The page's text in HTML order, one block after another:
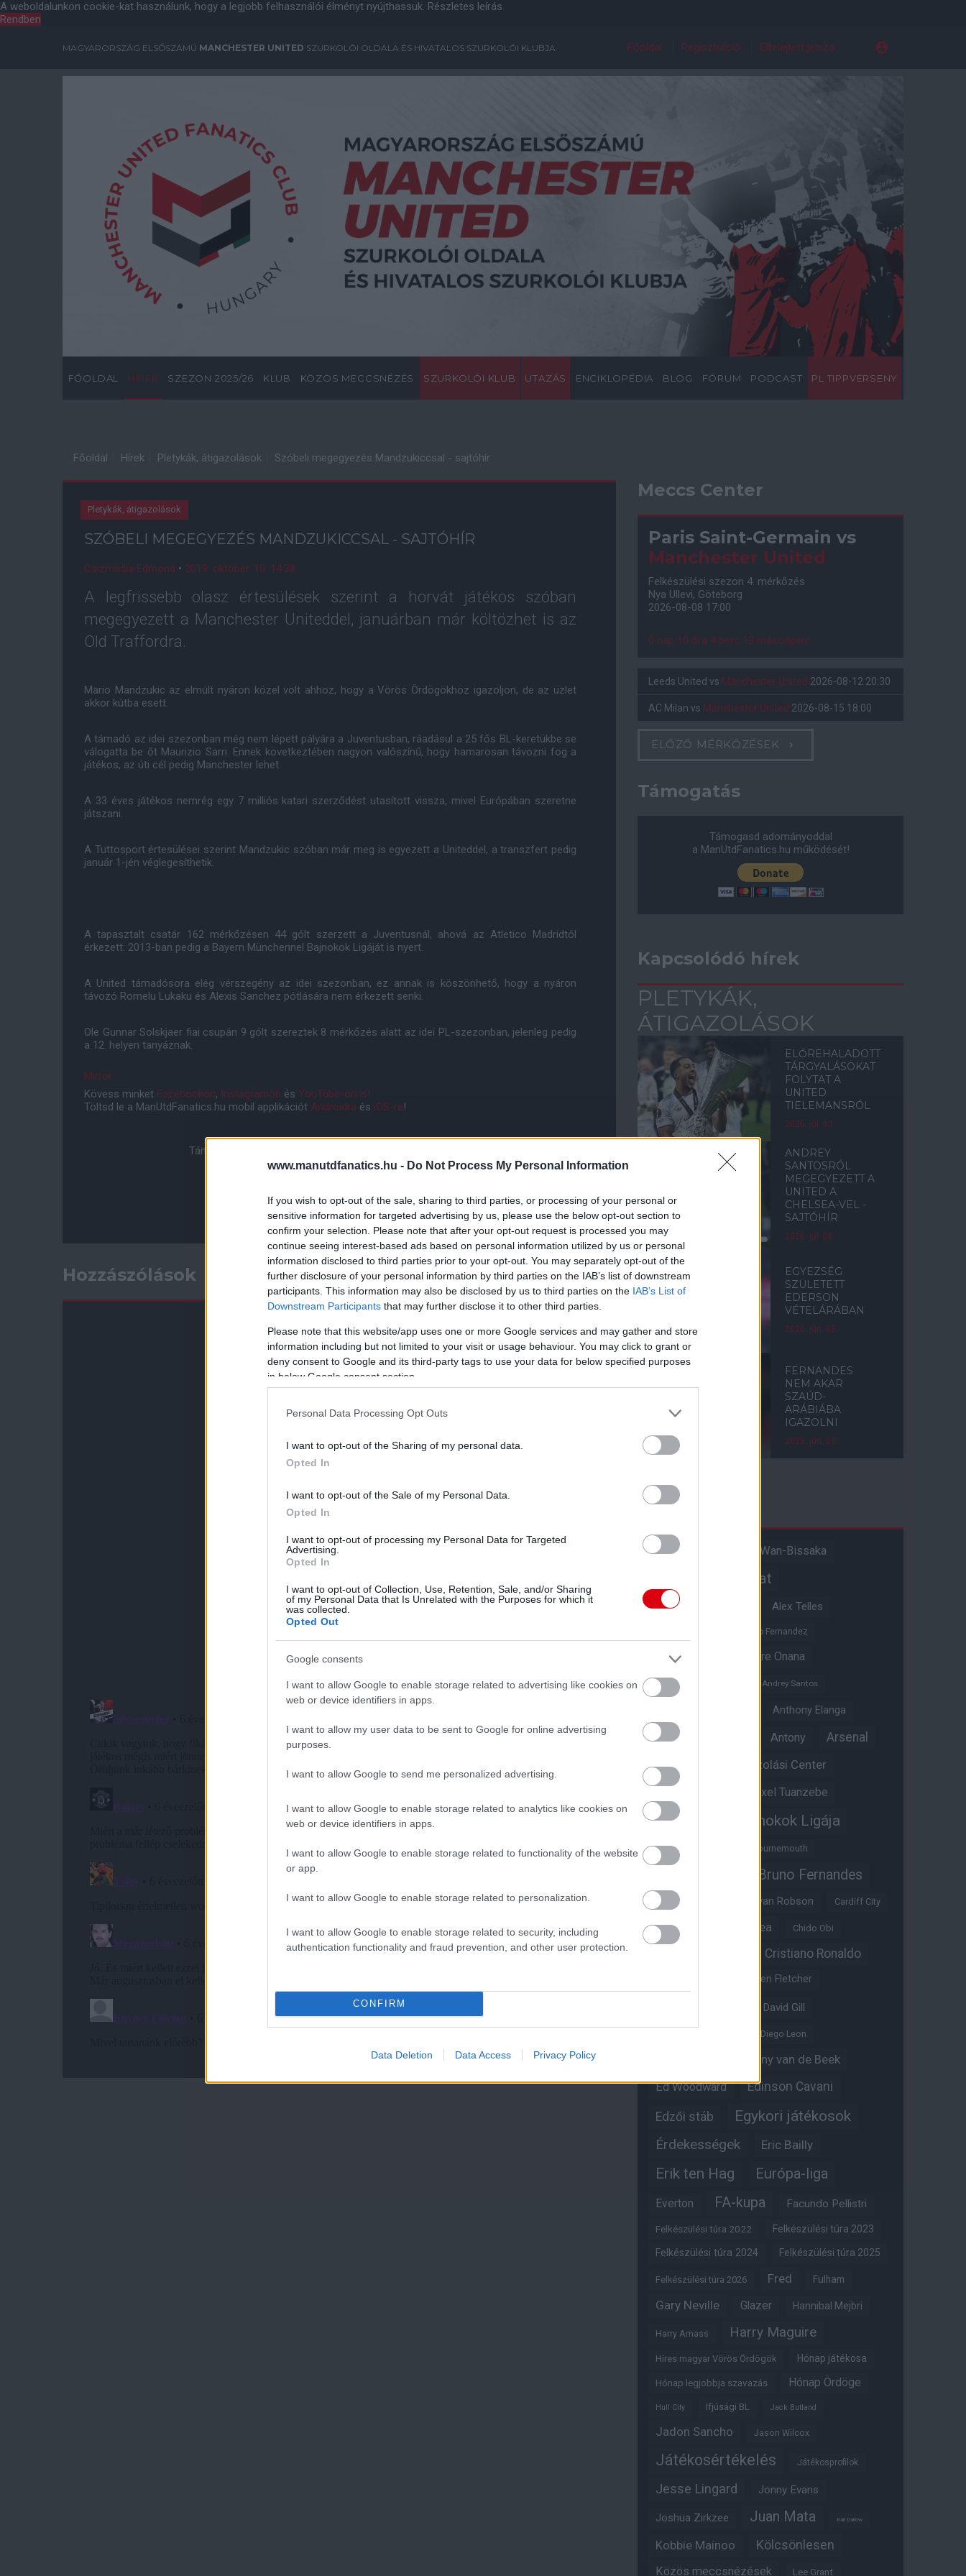
www.manutdfanatics.hu - Do Not Process My Personal Information
If you wish to opt-out of the sale, sharing to third parties, or processing of your personal or
sensitive information for targeted advertising by us, please use the below opt-out section to
confirm your selection. Please note that after your opt-out request is processed you may
continue seeing interest-based ads based on personal information utilized by us or personal
information disclosed to third parties prior to your opt-out. You may separately opt-out of the
further disclosure of your personal information by third parties on the IAB’s list of downstream
participants. This information may also be disclosed by us to third parties on the IAB’s List of
Downstream Participants that may further disclose it to other third parties.
Please note that this website/app uses one or more Google services and may gather and store
information including but not limited to your visit or usage behaviour. You may click to grant or
deny consent to Google and its third-party tags to use your data for below specified purposes
in below Google consent section.
Personal Data Processing Opt Outs
I want to opt-out of the Sharing of my personal data.
Opted In
I want to opt-out of the Sale of my Personal Data.
Opted In
I want to opt-out of processing my Personal Data for Targeted
Advertising.
Opted In
I want to opt-out of Collection, Use, Retention, Sale, and/or Sharing
of my Personal Data that Is Unrelated with the Purposes for which it
was collected.
Opted Out
Google consents
I want to allow Google to enable storage related to advertising like cookies on
web or device identifiers in apps.
I want to allow my user data to be sent to Google for online advertising
purposes.
I want to allow Google to send me personalized advertising.
I want to allow Google to enable storage related to analytics like cookies on
web or device identifiers in apps.
I want to allow Google to enable storage related to functionality of the website
or app.
I want to allow Google to enable storage related to personalization.
I want to allow Google to enable storage related to security, including
authentication functionality and fraud prevention, and other user protection.
CONFIRM
Data Deletion Data Access Privacy Policy
A weboldalunkon cookie-kat használunk, hogy a legjobb felhasználói élményt nyújthassuk. Részletes leírás
Rendben
MAGYARORSZÁG ELSŐSZÁMÚ MANCHESTER UNITED SZURKOLÓI OLDALA ÉS HIVATALOS SZURKOLÓI KLUBJA Főoldal Regisztráció Elfelejtett jelszó
FŐOLDAL HÍREK SZEZON 2025/26 KLUB KÖZÖS MECCSNÉZÉS SZURKOLÓI KLUB UTAZÁS ENCIKLOPÉDIA BLOG FÓRUM PODCAST PL TIPPVERSENY
Főoldal Hírek Pletykák, átigazolások Szóbeli megegyezés Mandzukiccsal - sajtóhír
Pletykák, átigazolások
SZÓBELI MEGEGYEZÉS MANDZUKICCSAL - SAJTÓHÍR
Csizmadia Edmond • 2019. október. 10. 14:38
A legfrissebb olasz értesülések szerint a horvát játékos szóban
megegyezett a Manchester Uniteddel, januárban már költözhet is az
Old Traffordra.
Mario Mandzukic az elmúlt nyáron közel volt ahhoz, hogy a Vörös Ördögökhöz igazoljon, de az üzlet
akkor kútba esett.
A támadó az idei szezonban még nem lépett pályára a Juventusban, ráadásul a 25 fős BL-keretükbe se
válogatta be őt Maurizio Sarri. Ennek következtében nagyon valószínű, hogy hamarosan távozni fog a
játékos, az úti cél pedig Manchester lehet.
A 33 éves játékos nemrég egy 7 milliós katari szerződést utasított vissza, mivel Európában szeretne
játszani.
A Tuttosport értesülései szerint Mandzukic szóban már meg is egyezett a Uniteddel, a transzfert pedig
január 1-jén véglegesíthetik.
A tapasztalt csatár 162 mérkőzésen 44 gólt szerzett a Juventusnál, ahová az Atletico Madridtól
érkezett. 2013-ban pedig a Bayern Münchennel Bajnokok Ligáját is nyert.
A United támadósora elég vérszegény az idei szezonban, ez annak is köszönhető, hogy a nyáron
távozó Romelu Lukaku és Alexis Sanchez pótlására nem érkezett senki.
Ole Gunnar Solskjaer fiai csupán 9 gólt szereztek 8 mérkőzés alatt az idei PL-szezonban, jelenleg pedig
a 12. helyen tanyáznak.
Mirror
Kövess minket Facebookon, Instagramon és YouTube-on is!
Töltsd le a ManUtdFanatics.hu mobil applikációt Androidra és iOS-re!
Támogasd adományoddal a ManUtdFanatics.hu működését!
Hozzászólások
Meccs Center
Paris Saint-Germain vs
Manchester United
Felkészülési szezon 4. mérkőzés
Nya Ullevi, Göteborg
2026-08-08 17:00
0 nap 10 óra 4 perc 12 másodperc
Leeds United vs Manchester United 2026-08-12 20:30
AC Milan vs Manchester United 2026-08-15 18:00
ELŐZŐ MÉRKŐZÉSEK
Támogatás
Támogasd adományoddal
a ManUtdFanatics.hu működését!
Kapcsolódó hírek
PLETYKÁK,
ÁTIGAZOLÁSOK
ELŐREHALADOTT
TÁRGYALÁSOKAT
FOLYTAT A
UNITED
TIELEMANSRÓL
2026. júl. 13.
ANDREY
SANTOSRÓL
MEGEGYEZETT A
UNITED A
CHELSEA-VEL -
SAJTÓHÍR
2026. júl. 08.
EGYEZSÉG
SZÜLETETT
EDERSON
VÉTELÁRÁBAN
2026. jún. 03.
FERNANDES
NEM AKAR
SZAÚD-
ARÁBIÁBA
IGAZOLNI
2025. jún. 03.
Címkék
A hangadó Aaron Wan-Bissaka
Akadémiai csapat
Alejandro Garnacho Alex Telles
Alvaro Fernandez
Amad Diallo
Andre Onana
Andreas Pereira
Andrey Santos
Anthony Elanga
Anthony Martial Antony Arsenal
Aston Villa Átigazolási Center
Átigazolások Axel Tuanzebe
Ayden Heaven Bajnokok Ligája
Benjamin Sesko Bournemouth
Bruno Fernandes
Bryan Mbeumo Bryan Robson Cardiff City
Casemiro Chelsea Chido Obi
Cristiano Ronaldo
Darren Fletcher
David Gill
Diego Leon
Donny van de Beek
Ed Woodward
Edinson Cavani
Edzői stáb Egykori játékosok
Érdekességek Eric Bailly
Erik ten Hag Európa-liga
Everton FA-kupa Facundo Pellistri
Felkészülési túra 2022 Felkészülési túra 2023
Felkészülési túra 2024 Felkészülési túra 2025
Felkészülési túra 2026 Fred Fulham
Gary Neville Glazer Hannibal Mejbri
Harry Amass Harry Maguire
Híres magyar Vörös Ördögök Hónap játékosa
Hónap legjobbja szavazás Hónap Ördöge
Hull City Ifjúsági BL Jack Butland
Jadon Sancho Jason Wilcox
Játékosértékelés Játékosprofilok
Jesse Lingard Jonny Evans
Joshua Zirkzee Juan Mata Karl Darlow
Kobbie Mainoo Kölcsönlesen
Közös meccsnézések Lee Grant